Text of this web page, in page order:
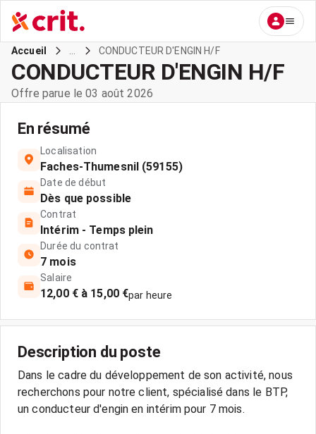
Accueil CONDUCTEUR D'ENGIN H/F
CONDUCTEUR D'ENGIN H/F
Offre parue le 03 août 2026
En résumé
Localisation
Faches-Thumesnil (59155)
Date de début
Dès que possible
Contrat
Intérim - Temps plein
Durée du contrat
7 mois
Salaire
12,00 € à 15,00 €par heure
Description du poste
Dans le cadre du développement de son activité, nous
recherchons pour notre client, spécialisé dans le BTP,
un conducteur d'engin en intérim pour 7 mois.